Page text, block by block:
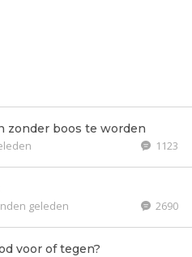
zonder boos te worden
1123
geleden 2690
voor of tegen?